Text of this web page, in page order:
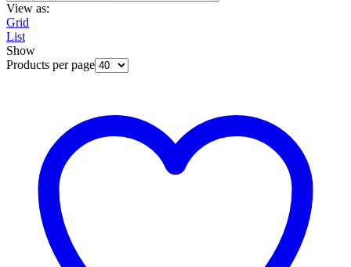
View as:
Grid
List
Show
Products per page